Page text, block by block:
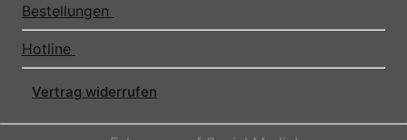
Bestellungen
Hotline
Vertrag widerrufen